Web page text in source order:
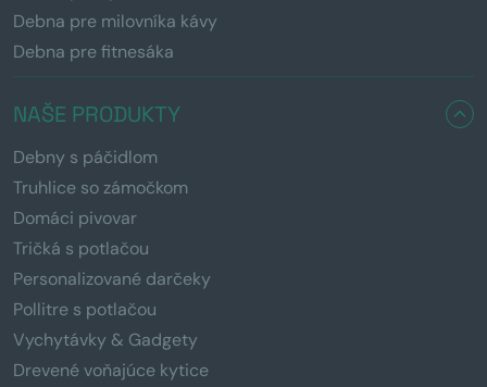
Debna pre milovníka kávy
Debna pre fitnesáka
NAŠE PRODUKTY
Debny s páčidlom
Truhlice so zámočkom
Domáci pivovar
Tričká s potlačou
Personalizované darčeky
Pollitre s potlačou
Vychytávky & Gadgety
Drevené voňajúce kytice